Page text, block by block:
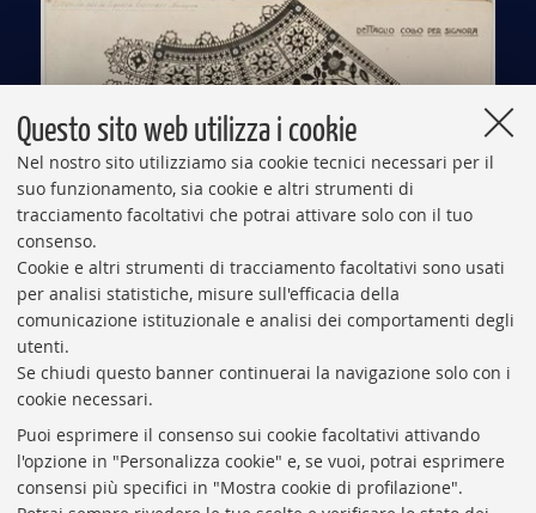
Questo sito web utilizza i cookie
Nel nostro sito utilizziamo sia cookie tecnici necessari per il
suo funzionamento, sia cookie e altri strumenti di
tracciamento facoltativi che potrai attivare solo con il tuo
consenso.
Cookie e altri strumenti di tracciamento facoltativi sono usati
per analisi statistiche, misure sull'efficacia della
comunicazione istituzionale e analisi dei comportamenti degli
utenti.
Se chiudi questo banner continuerai la navigazione solo con i
cookie necessari.
Puoi esprimere il consenso sui cookie facoltativi attivando
l'opzione in "Personalizza cookie" e, se vuoi, potrai esprimere
consensi più specifici in "Mostra cookie di profilazione".
Al Museo Medievale i gioielli di Aemilia Ars